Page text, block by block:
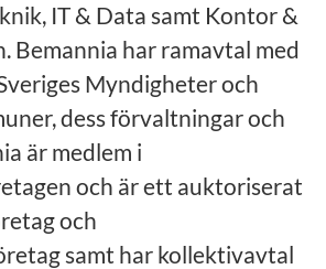
IT & Data samt Kontor &
Bemannia har ramavtal med
Myndigheter och
dess förvaltningar och
är medlem i
och är ett auktoriserat
och
samt har kollektivavtal